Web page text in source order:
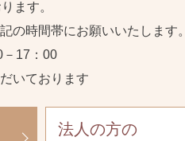
ます。
の時間帯にお願いいたします。
－17：00
いております
法人の方の